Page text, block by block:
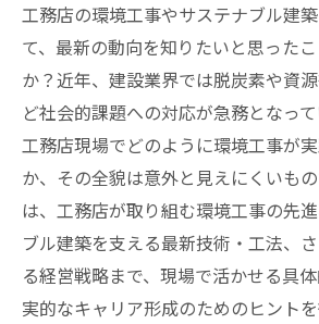
工務店の環境工事やサステナブル建
て、最新の動向を知りたいと思った
か？近年、建設業界では脱炭素や資
ど社会的課題への対応が急務となっ
工務店現場でどのように環境工事が
か、その全貌は意外と見えにくいも
は、工務店が取り組む環境工事の先
ブル建築を支える最新技術・工法、
る経営戦略まで、現場で活かせる具
実的なキャリア形成のためのヒントを